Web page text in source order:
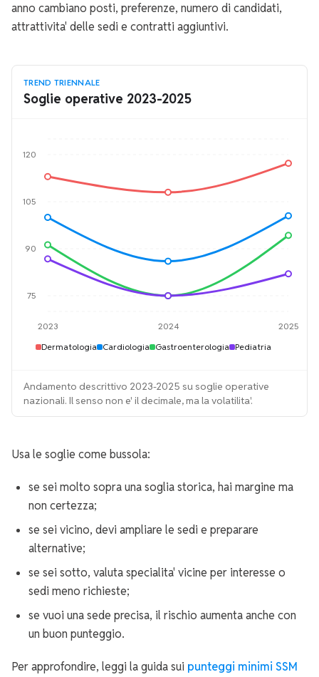
anno cambiano posti, preferenze, numero di candidati,
attrattivita' delle sedi e contratti aggiuntivi.
TREND TRIENNALE
Soglie operative 2023-2025
2023 2024 2025
75
90
105
120
Dermatologia Cardiologia Gastroenterologia Pediatria
Andamento descrittivo 2023-2025 su soglie operative
nazionali. Il senso non e' il decimale, ma la volatilita'.
Usa le soglie come bussola:
se sei molto sopra una soglia storica, hai margine ma
non certezza;
se sei vicino, devi ampliare le sedi e preparare
alternative;
se sei sotto, valuta specialita' vicine per interesse o
sedi meno richieste;
se vuoi una sede precisa, il rischio aumenta anche con
un buon punteggio.
Per approfondire, leggi la guida sui punteggi minimi SSM